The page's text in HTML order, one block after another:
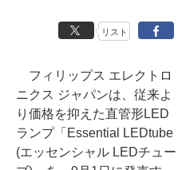
リスト
フィリップス エレクトロ
ニクス ジャパンは、従来よ
り価格を抑えた直管形LED
ランプ「Essential LEDtube
(エッセンシャル LEDチュー